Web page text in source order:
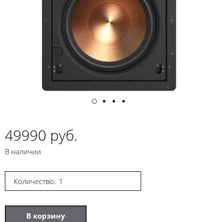
49990 руб.
В наличии
Количество:
В корзину